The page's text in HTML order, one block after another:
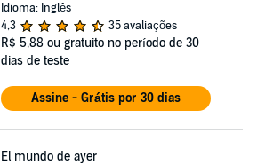
Idioma: Inglês
4,3
35 avaliações
R$ 5,88 ou gratuito no período de 30
dias de teste
Assine - Grátis por 30 dias
El mundo de ayer